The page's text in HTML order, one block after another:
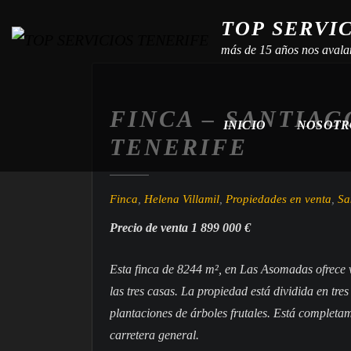
TOP
más de 15 años nos
INICIO
FINCA –
TENERIFE
Finca Helena Villamil Propiedades en venta
Precio de venta 1 899 000 €
Esta finca de 8244 m², en Las Asomadas
las tres casas. La propiedad está dividida en
plantaciones de árboles frutales. Está
carretera general.